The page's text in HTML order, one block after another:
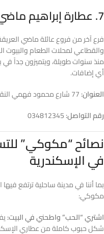
7. عطارة إبراهيم ماضي (المنشية)
فرع آخر من فروع عائلة ماضي
والقطاعي لمحلات الطعام والبيوت
منذ سنوات طويلة، ويتميزون جداً في
أي إضافات.
العنوان:
رقم التواصل:
نصائح “مكوكي”
في الإسكندرية
بما أننا في مدينة ساحلية ترتفع
مكوكي:
اشتري “الحب” واطحني في البيت:
شكل حبوب كاملة من عطاري